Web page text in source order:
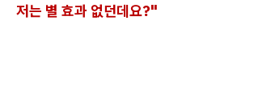
저는 별 효과 없던데요?"